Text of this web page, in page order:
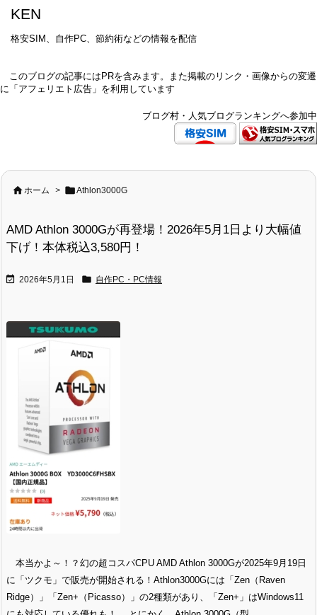
KEN
格安SIM、自作PC、節約術などの情報を配信
このブログの記事にはPRを含みます。また掲載のリンク・画像からの変遷
に「アフェリエト広告」を利用しています
ブログ村・人気ブログランキングへ参加中
 ホーム > Athlon3000G
AMD Athlon 3000Gが再登場！2026年5月1日より大幅値
下げ！本体税込3,580円！
 2026年5月1日  自作PC・PC情報
本当かよ～！？幻の超コスパCPU AMD Athlon 3000Gが2025年9月19日
に「ツクモ」で販売が開始される！Athlon3000Gには「Zen（Raven
Ridge）」「Zen+（Picasso）」の2種類があり、「Zen+」はWindows11